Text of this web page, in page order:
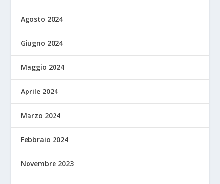
Agosto 2024
Giugno 2024
Maggio 2024
Aprile 2024
Marzo 2024
Febbraio 2024
Novembre 2023